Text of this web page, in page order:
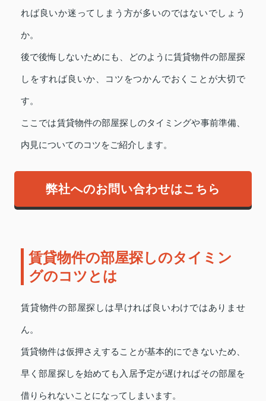
れば良いか迷ってしまう方が多いのではないでしょう
か。
後で後悔しないためにも、どのように賃貸物件の部屋探
しをすれば良いか、コツをつかんでおくことが大切で
す。
ここでは賃貸物件の部屋探しのタイミングや事前準備、
内見についてのコツをご紹介します。
弊社へのお問い合わせはこちら
賃貸物件の部屋探しのタイミン
グのコツとは
賃貸物件の部屋探しは早ければ良いわけではありませ
ん。
賃貸物件は仮押さえすることが基本的にできないため、
早く部屋探しを始めても入居予定が遅ければその部屋を
借りられないことになってしまいます。